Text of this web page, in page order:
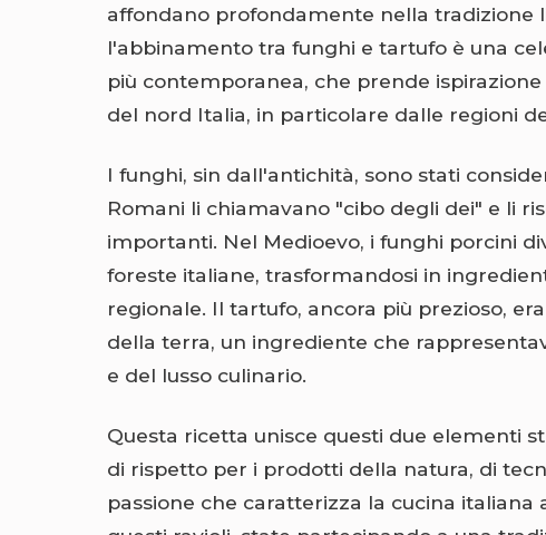
affondano profondamente nella tradizione
l'abbinamento tra funghi e tartufo è una
più contemporanea, che prende
del nord Italia, in particolare dalle regioni
I funghi, sin dall'antichità, sono stati
Romani li chiamavano "cibo degli dei" e li
importanti. Nel Medioevo, i funghi porcini
foreste italiane, trasformandosi in
regionale. Il tartufo, ancora più prezioso,
della terra, un ingrediente che
e del lusso culinario.
Questa ricetta unisce questi due elementi
di rispetto per i prodotti della natura, di
passione che caratterizza la cucina